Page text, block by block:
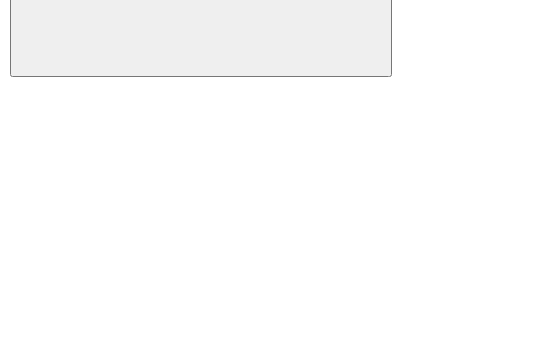
Buscar